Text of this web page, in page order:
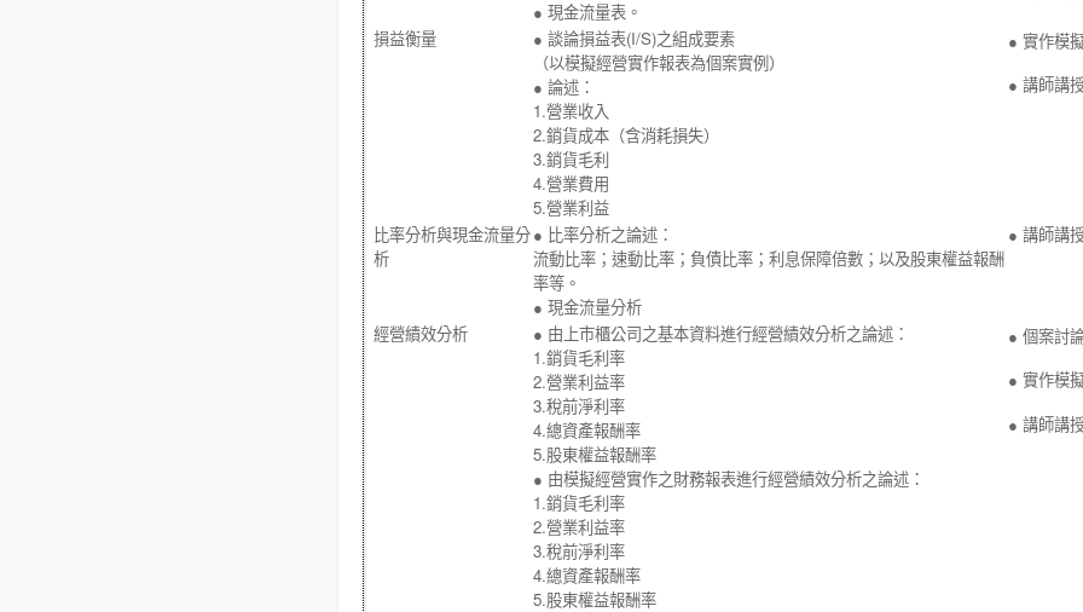
●現金流量表。
損益衡量 ●談論損益表(I/S)之組成要素
（以模擬經營實作報表為個案實例）
●論述：
1.營業收入
2.銷貨成本（含消耗損失）
3.銷貨毛利
4.營業費用
5.營業利益
●實作模
●講師講
比率分析與現金流量分
析
● 比率分析之論述：
流動比率；速動比率；負債比率；利息保障倍數；以及股東權益報酬
率等。
●現金流量分析
●講師講
經營績效分析 ● 由上市櫃公司之基本資料進行經營績效分析之論述：
1.銷貨毛利率
2.營業利益率
3.稅前淨利率
4.總資產報酬率
5.股東權益報酬率
● 由模擬經營實作之財務報表進行經營績效分析之論述：
1.銷貨毛利率
2.營業利益率
3.稅前淨利率
4.總資產報酬率
5.股東權益報酬率
●個案討
●實作模
●講師講